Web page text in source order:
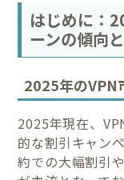
はじめに：
ーンの傾向
2025年のVPN
2025年現在、
的な割引キャン
約での大幅割引